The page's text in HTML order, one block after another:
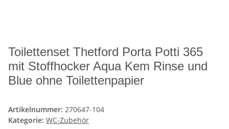
Toilettenset Thetford Porta Potti 365
mit Stoffhocker Aqua Kem Rinse und
Blue ohne Toilettenpapier
Artikelnummer: 270647-104
Kategorie: WC-Zubehör